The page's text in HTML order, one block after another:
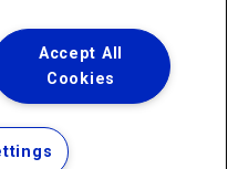
Todos os Direitos Reservados.
a vida
Sites e Aplicativos
Accept All
Cookies